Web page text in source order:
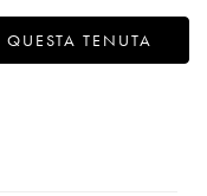
TENUTA